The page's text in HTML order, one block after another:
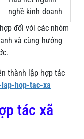
nghề kinh doanh
đối với các nhóm
và cùng hưởng
thành lập hợp tác
hop-tac-xa
tác xã